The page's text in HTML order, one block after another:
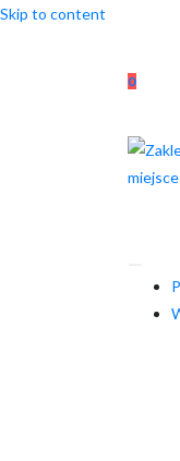
Skip to content
0